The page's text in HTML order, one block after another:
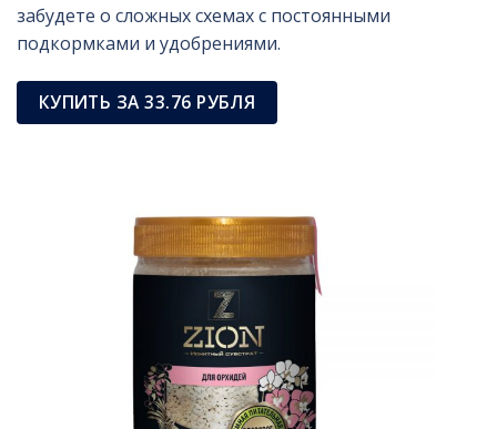
забудете о сложных схемах с постоянными
подкормками и удобрениями.
КУПИТЬ ЗА 33.76 РУБЛЯ